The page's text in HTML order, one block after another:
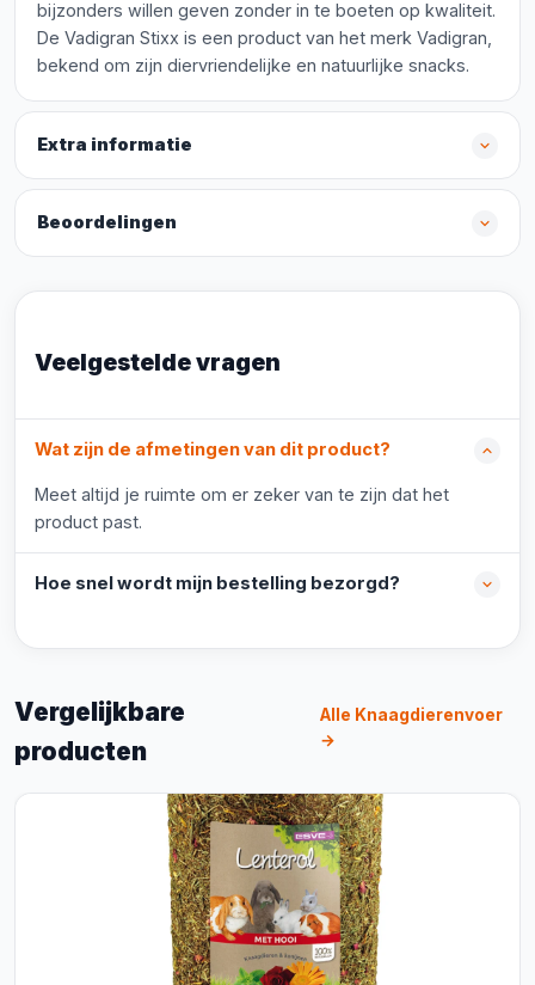
bijzonders willen geven zonder in te boeten op kwaliteit.
De Vadigran Stixx is een product van het merk Vadigran,
bekend om zijn diervriendelijke en natuurlijke snacks.
Extra informatie
Beoordelingen
Veelgestelde vragen
Wat zijn de afmetingen van dit product?
Meet altijd je ruimte om er zeker van te zijn dat het
product past.
Hoe snel wordt mijn bestelling bezorgd?
Vergelijkbare
producten
Alle Knaagdierenvoer
→